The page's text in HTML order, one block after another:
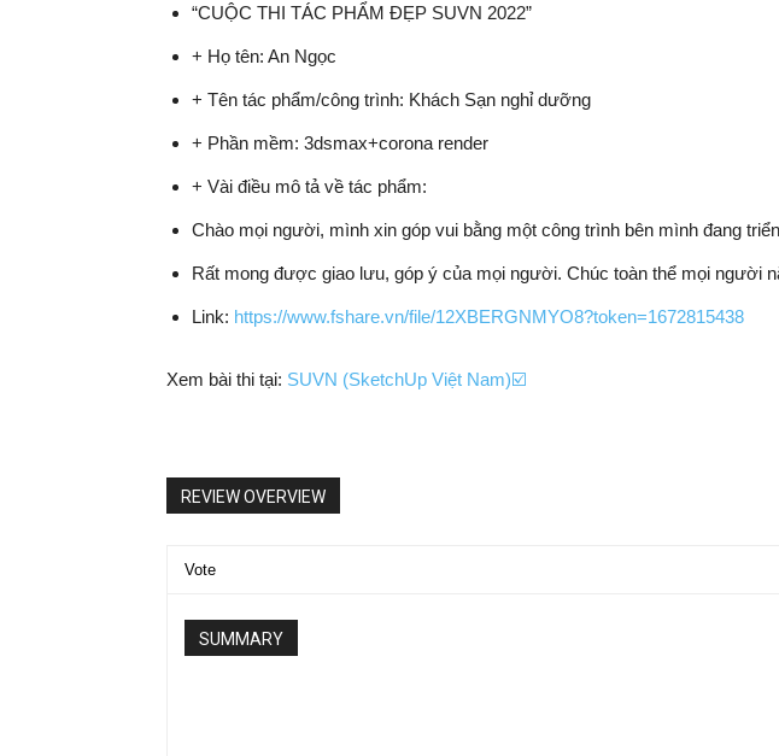
“CUỘC THI TÁC PHẨM ĐẸP SUVN 2022”
+ Họ tên: An Ngọc
+ Tên tác phẩm/công trình: Khách Sạn nghỉ dưỡng
+ Phần mềm: 3dsmax+corona render
+ Vài điều mô tả về tác phẩm:
Chào mọi người, mình xin góp vui bằng một công trình bên mình đang
Rất mong được giao lưu, góp ý của mọi người. Chúc toàn thể mọi người
Link: https://www.fshare.vn/file/12XBERGNMYO8?token=1672815438
Xem bài thi tại: SUVN (SketchUp Việt Nam)☑️
REVIEW OVERVIEW
Vote
SUMMARY